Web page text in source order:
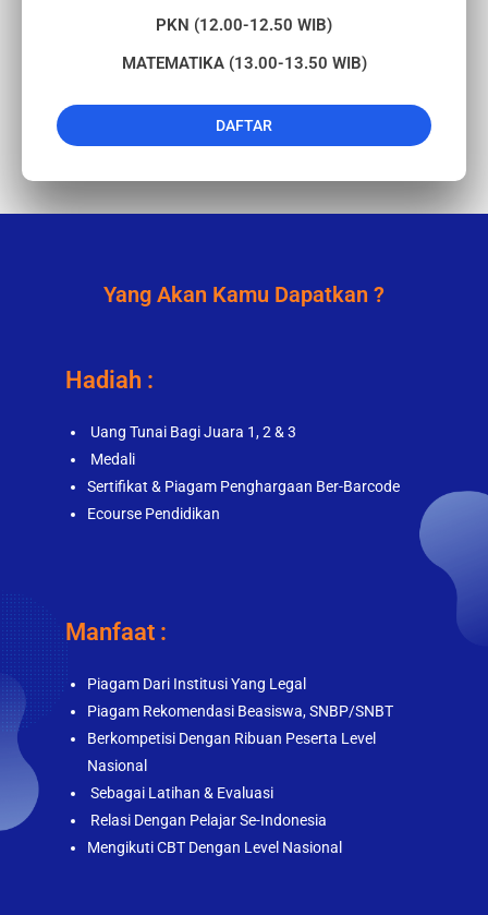
PKN (12.00-12.50 WIB)
MATEMATIKA (13.00-13.50 WIB)
DAFTAR
Yang Akan Kamu Dapatkan ?
Hadiah :
Uang Tunai Bagi Juara 1, 2 & 3
Medali
Sertifikat & Piagam Penghargaan Ber-Barcode
Ecourse Pendidikan
Manfaat :
Piagam Dari Institusi Yang Legal
Piagam Rekomendasi Beasiswa, SNBP/SNBT
Berkompetisi Dengan Ribuan Peserta Level
Nasional
Sebagai Latihan & Evaluasi
Relasi Dengan Pelajar Se-Indonesia
Mengikuti CBT Dengan Level Nasional